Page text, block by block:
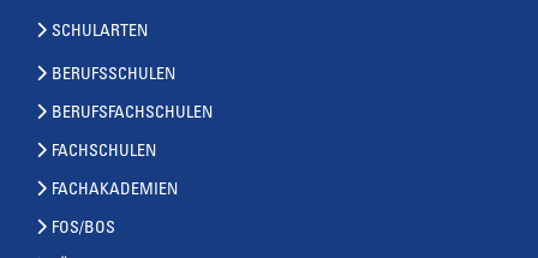
SCHULARTEN
BERUFSSCHULEN
BERUFSFACHSCHULEN
FACHSCHULEN
FACHAKADEMIEN
FOS/BOS